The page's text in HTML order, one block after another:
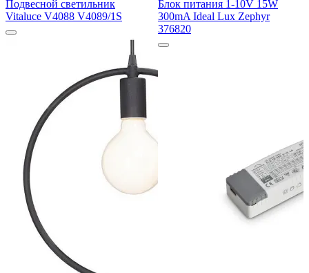
Подвесной светильник
Vitaluce V4088 V4089/1S
Блок питания 1-10V 15W
300mA Ideal Lux Zephyr
376820